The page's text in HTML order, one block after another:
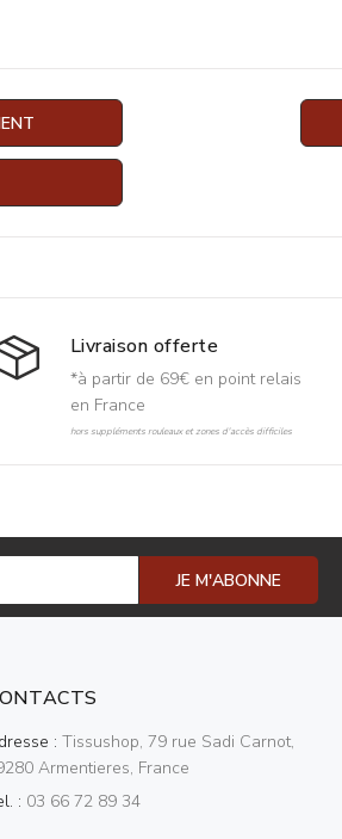
Livraison offerte
*à partir de 69€ en point relais
en France
hors suppléments rouleaux et zones d'accès difficiles
JE M'ABONNE
: Tissushop, 79 rue Sadi Carnot,
Armentieres, France
: 03 66 72 89 34